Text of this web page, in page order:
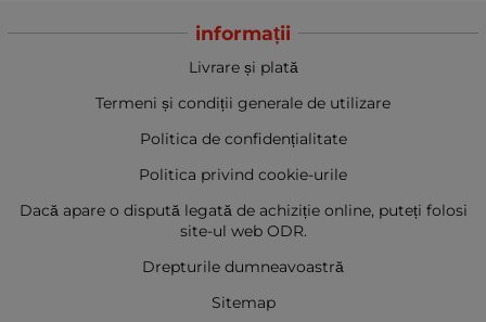
informații
Livrare și plată
Termeni și condiții generale de utilizare
Politica de confidențialitate
Politica privind cookie-urile
Dacă apare o dispută legată de achiziție online, puteți folosi
site-ul web ODR.
Drepturile dumneavoastră
Sitemap